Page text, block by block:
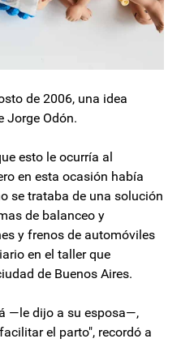
de 2006, una idea
Jorge Odón.
esto le ocurría al
en esta ocasión había
se trataba de una solución
de balanceo y
y frenos de automóviles
en el taller que
de Buenos Aires.
—le dijo a su esposa—,
el parto", recordó a